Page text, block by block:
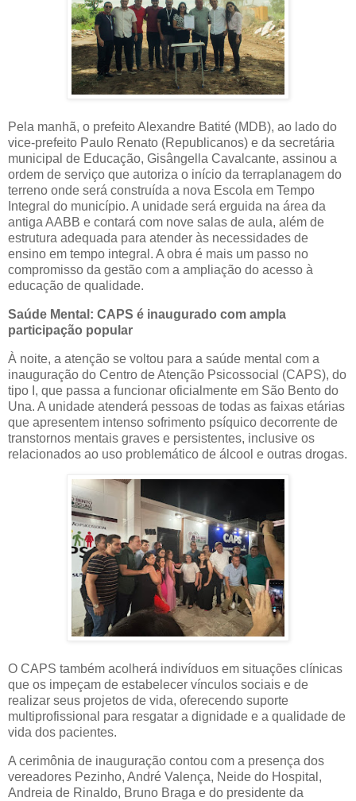
Pela manhã, o prefeito Alexandre Batité (MDB), ao lado do
vice-prefeito Paulo Renato (Republicanos) e da secretária
municipal de Educação, Gisângella Cavalcante, assinou a
ordem de serviço que autoriza o início da terraplanagem do
terreno onde será construída a nova Escola em Tempo
Integral do município. A unidade será erguida na área da
antiga AABB e contará com nove salas de aula, além de
estrutura adequada para atender às necessidades de
ensino em tempo integral. A obra é mais um passo no
compromisso da gestão com a ampliação do acesso à
educação de qualidade.
Saúde Mental: CAPS é inaugurado com ampla
participação popular
À noite, a atenção se voltou para a saúde mental com a
inauguração do Centro de Atenção Psicossocial (CAPS), do
tipo I, que passa a funcionar oficialmente em São Bento do
Una. A unidade atenderá pessoas de todas as faixas etárias
que apresentem intenso sofrimento psíquico decorrente de
transtornos mentais graves e persistentes, inclusive os
relacionados ao uso problemático de álcool e outras drogas.
O CAPS também acolherá indivíduos em situações clínicas
que os impeçam de estabelecer vínculos sociais e de
realizar seus projetos de vida, oferecendo suporte
multiprofissional para resgatar a dignidade e a qualidade de
vida dos pacientes.
A cerimônia de inauguração contou com a presença dos
vereadores Pezinho, André Valença, Neide do Hospital,
Andreia de Rinaldo, Bruno Braga e do presidente da